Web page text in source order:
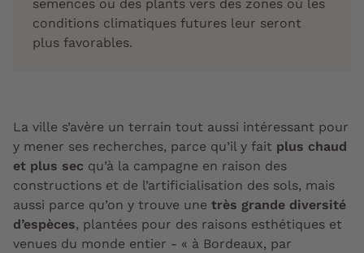
semences ou des plants vers des zones où les
conditions climatiques futures leur seront
plus favorables.
La ville s’avère un terrain tout aussi intéressant pour
y mener ses recherches, parce qu’il y fait plus chaud
et plus sec qu’à la campagne en raison des
constructions et de l’artificialisation des sols, mais
aussi parce qu’on y trouve une très grande diversité
d’espèces, plantées pour des raisons esthétiques et
venues du monde entier - « à Bordeaux, par